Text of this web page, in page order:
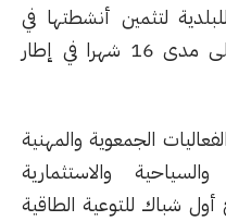
لتثمين أنشطتها في
النجاعة الطاقية والتي امتدت على مدى 16 شهرا في إطار
الجمعوية والمهنية
والاستثمارية
شباك للتوعية الطاقية